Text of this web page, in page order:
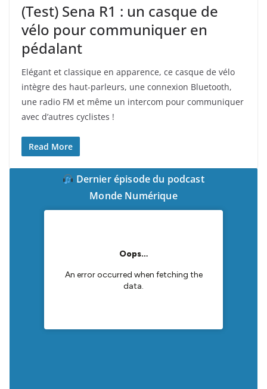
(Test) Sena R1 : un casque de
vélo pour communiquer en
pédalant
Elégant et classique en apparence, ce casque de vélo
intègre des haut-parleurs, une connexion Bluetooth,
une radio FM et même un intercom pour communiquer
avec d’autres cyclistes !
Read More
Dernier épisode du podcast
Monde Numérique